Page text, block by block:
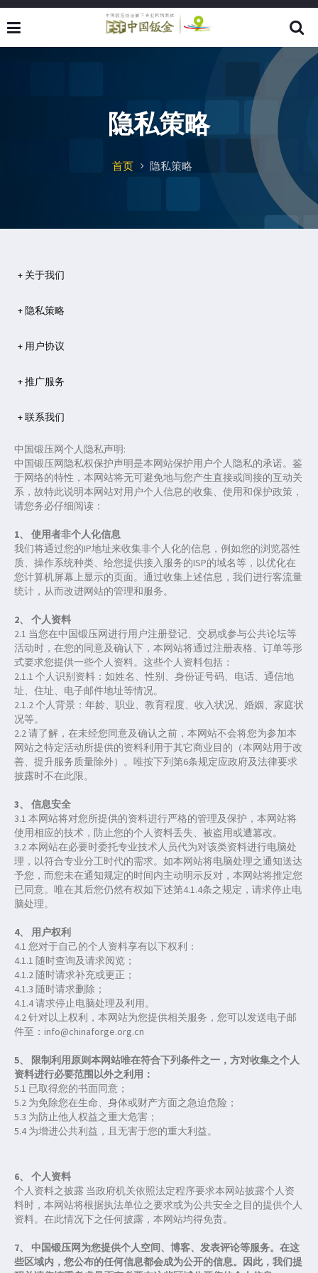
隐私策略
首页 隐私策略
+ 关于我们
+ 隐私策略
+ 用户协议
+ 推广服务
+ 联系我们
中国锻压网个人隐私声明:
中国锻压网隐私权保护声明是本网站保护用户个人隐私的承诺。鉴
于网络的特性，本网站将无可避免地与您产生直接或间接的互动关
系，故特此说明本网站对用户个人信息的收集、使用和保护政策，
请您务必仔细阅读：
1、 使用者非个人化信息
我们将通过您的IP地址来收集非个人化的信息，例如您的浏览器性
质、操作系统种类、给您提供接入服务的ISP的域名等，以优化在
您计算机屏幕上显示的页面。通过收集上述信息，我们进行客流量
统计，从而改进网站的管理和服务。
2、 个人资料
2.1 当您在中国锻压网进行用户注册登记、交易或参与公共论坛等
活动时，在您的同意及确认下，本网站将通过注册表格、订单等形
式要求您提供一些个人资料。这些个人资料包括：
2.1.1 个人识别资料：如姓名、性别、身份证号码、电话、通信地
址、住址、电子邮件地址等情况。
2.1.2 个人背景：年龄、职业、教育程度、收入状况、婚姻、家庭状
况等。
2.2 请了解，在未经您同意及确认之前，本网站不会将您为参加本
网站之特定活动所提供的资料利用于其它商业目的（本网站用于改
善、提升服务质量除外）。唯按下列第6条规定应政府及法律要求
披露时不在此限。
3、 信息安全
3.1 本网站将对您所提供的资料进行严格的管理及保护，本网站将
使用相应的技术，防止您的个人资料丢失、被盗用或遭篡改。
3.2 本网站在必要时委托专业技术人员代为对该类资料进行电脑处
理，以符合专业分工时代的需求。如本网站将电脑处理之通知送达
予您，而您未在通知规定的时间内主动明示反对，本网站将推定您
已同意。唯在其后您仍然有权如下述第4.1.4条之规定，请求停止电
脑处理。
4、 用户权利
4.1 您对于自己的个人资料享有以下权利：
4.1.1 随时查询及请求阅览；
4.1.2 随时请求补充或更正；
4.1.3 随时请求删除；
4.1.4 请求停止电脑处理及利用。
4.2 针对以上权利，本网站为您提供相关服务，您可以发送电子邮
件至：info@chinaforge.org.cn
5、 限制利用原则本网站唯在符合下列条件之一，方对收集之个人
资料进行必要范围以外之利用：
5.1 已取得您的书面同意；
5.2 为免除您在生命、身体或财产方面之急迫危险；
5.3 为防止他人权益之重大危害；
5.4 为增进公共利益，且无害于您的重大利益。
6、 个人资料
个人资料之披露 当政府机关依照法定程序要求本网站披露个人资
料时，本网站将根据执法单位之要求或为公共安全之目的提供个人
资料。在此情况下之任何披露，本网站均得免责。
7、 中国锻压网为您提供个人空间、博客、发表评论等服务。在这
些区域内，您公布的任何信息都会成为公开的信息。因此，我们提